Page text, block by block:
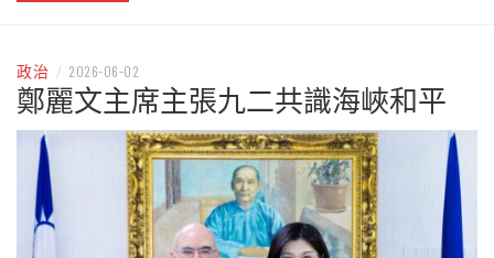
政治 / 2026-06-02
鄭麗文主席主張九二共識海峽和平